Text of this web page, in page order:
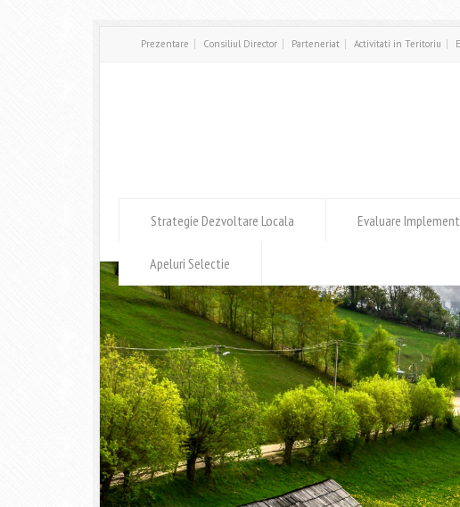
Prezentare Consiliul Director Parteneriat Activitati in Teritoriu
Strategie Dezvoltare Locala Evaluare
Apeluri Selectie